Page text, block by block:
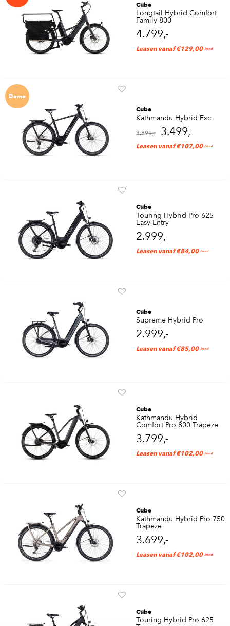
Cube
Longtail Hybrid Comfort
Family 800
4.799,-
Leasen vanaf €129,00 /mnd
Demo
Cube
Kathmandu Hybrid Exc
3.899,- 3.499,-
Leasen vanaf €107,00 /mnd
Cube
Touring Hybrid Pro 625
Easy Entry
2.999,-
Leasen vanaf €84,00 /mnd
Cube
Supreme Hybrid Pro
2.999,-
Leasen vanaf €85,00 /mnd
Cube
Kathmandu Hybrid
Comfort Pro 800 Trapeze
3.799,-
Leasen vanaf €102,00 /mnd
Cube
Kathmandu Hybrid Pro 750
Trapeze
3.699,-
Leasen vanaf €102,00 /mnd
Cube
Touring Hybrid Pro 625